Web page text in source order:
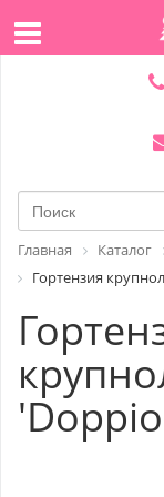
Главная Каталог
Гортензия